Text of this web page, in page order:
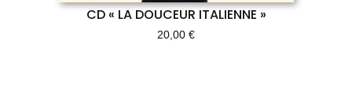
CD « LA DOUCEUR ITALIENNE »
20,00 €